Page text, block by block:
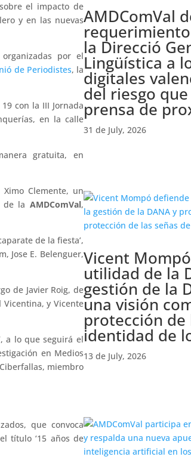
el impacto de
y en las nuevas
por el
de Periodistes, la
con la III Jornada
en la calle
gratuita, en
Clemente, un
de la AMDComVal,
de la fiesta’,
Jose E. Belenguer,
de Javier Roig, de
Vicentina, y Vicente
a lo que seguirá el
en Medios
miembro
que convoca
título ‘15 años de
AMDComVal
la Direcció
Lingüística a
digitales
del riesgo
prensa de
31 de July, 2026
Vicent
utilidad de la
gestión de la
una visión
protección de
identidad de
13 de July, 2026